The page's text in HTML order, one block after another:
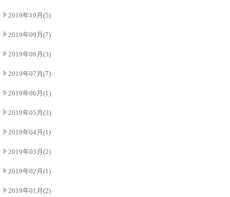
2019年10月(5)
2019年09月(7)
2019年08月(3)
2019年07月(7)
2019年06月(1)
2019年05月(3)
2019年04月(1)
2019年03月(2)
2019年02月(1)
2019年01月(2)